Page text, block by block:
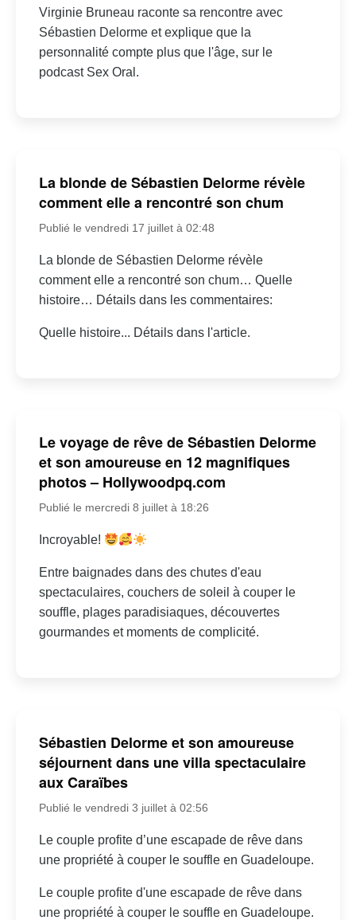
Virginie Bruneau raconte sa rencontre avec
Sébastien Delorme et explique que la
personnalité compte plus que l'âge, sur le
podcast Sex Oral.
La blonde de Sébastien Delorme révèle
comment elle a rencontré son chum
Publié le vendredi 17 juillet à 02:48
La blonde de Sébastien Delorme révèle
comment elle a rencontré son chum… Quelle
histoire… Détails dans les commentaires:
Quelle histoire... Détails dans l'article.
Le voyage de rêve de Sébastien Delorme
et son amoureuse en 12 magnifiques
photos – Hollywoodpq.com
Publié le mercredi 8 juillet à 18:26
Incroyable!
Entre baignades dans des chutes d'eau
spectaculaires, couchers de soleil à couper le
souffle, plages paradisiaques, découvertes
gourmandes et moments de complicité.
Sébastien Delorme et son amoureuse
séjournent dans une villa spectaculaire
aux Caraïbes
Publié le vendredi 3 juillet à 02:56
Le couple profite d’une escapade de rêve dans
une propriété à couper le souffle en Guadeloupe.
Le couple profite d'une escapade de rêve dans
une propriété à couper le souffle en Guadeloupe.